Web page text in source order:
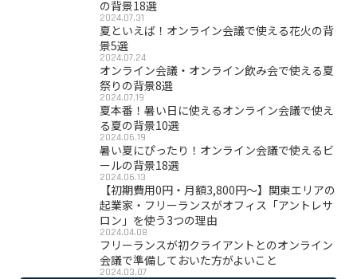
の背景18選
2024.07.31
夏といえば！オンライン会議で使える花火の背
景5選
2024.07.24
オンライン会議・オンライン飲み会で使える夏
祭りの背景8選
2024.07.19
夏本番！暑い日に使えるオンライン会議で使え
る夏の背景10選
2024.06.19
暑い夏にぴったり！オンライン会議で使えるビ
ールの背景18選
2024.06.13
【初期費用0円・月額3,800円〜】関東エリアの
起業家・フリーランスがオフィス「アントレサ
ロン」を使う3つの理由
2024.04.08
フリーランスが初クライアントとのオンライン
会議で準備しておいた方がよいこと
2024.03.07